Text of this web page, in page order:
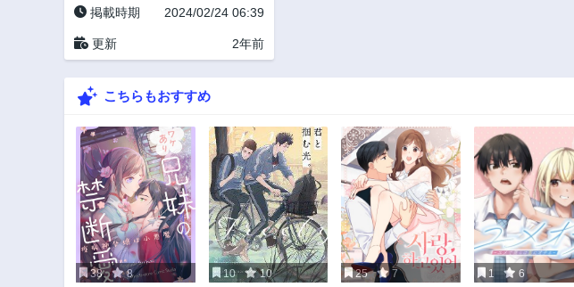
掲載時期 2024/02/24 06:39
更新 2年前
こちらもおすすめ
38 8 10 10 25 7 1 6